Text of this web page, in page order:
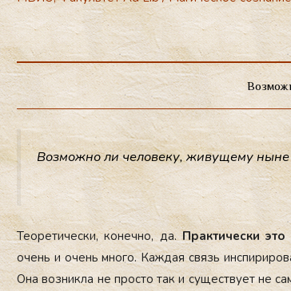
Воз­можно ли че­лове­ку, жи­вуще­му
Те­оре­тичес­ки, ко­неч­но, да.Прак­ти­чес­ки
очень и очень мно­го. Каж­дая связь
Она воз­никла не прос­то так и су­щес­тву­ет не